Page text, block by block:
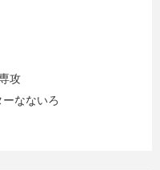
攻
なないろ